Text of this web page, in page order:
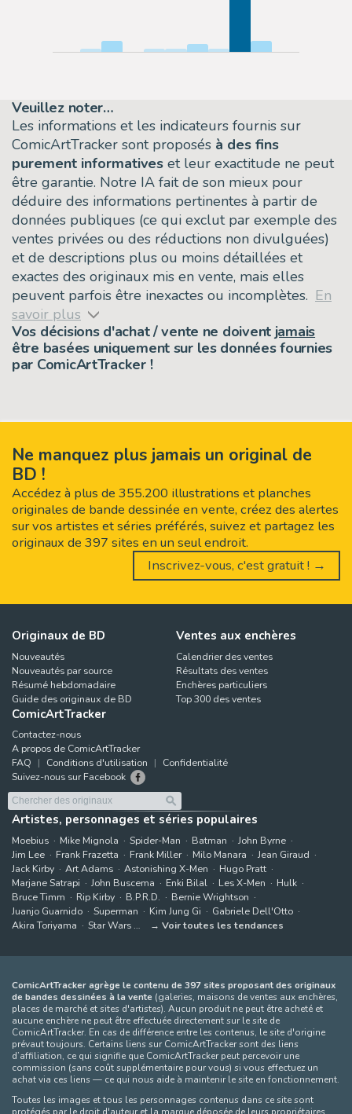
Veuillez noter…
Les informations et les indicateurs fournis sur
ComicArtTracker sont proposés à des fins
purement informatives et leur exactitude ne peut
être garantie. Notre IA fait de son mieux pour
déduire des informations pertinentes à partir de
données publiques (ce qui exclut par exemple des
ventes privées ou des réductions non divulguées)
et de descriptions plus ou moins détaillées et
exactes des originaux mis en vente, mais elles
peuvent parfois être inexactes ou incomplètes. En
savoir plus
Vos décisions d'achat / vente ne doivent jamais
être basées uniquement sur les données fournies
par ComicArtTracker !
Ne manquez plus jamais un original de
BD !
Accédez à plus de 355.200 illustrations et planches
originales de bande dessinée en vente, créez des alertes
sur vos artistes et séries préférés, suivez et partagez les
originaux de 397 sites en un seul endroit.
Inscrivez-vous, c'est gratuit ! →
Originaux de BD
Nouveautés
Nouveautés par source
Résumé hebdomadaire
Guide des originaux de BD
Ventes aux enchères
Calendrier des ventes
Résultats des ventes
Enchères particuliers
Top 300 des ventes
ComicArtTracker
Contactez-nous
A propos de ComicArtTracker
FAQ
Conditions d'utilisation
Confidentialité
Suivez-nous sur Facebook
Artistes, personnages et séries populaires
Moebius Mike Mignola Spider-Man Batman
John Byrne
Jim Lee
Frank Frazetta Frank Miller Milo Manara
Jean Giraud
Jack Kirby
Art Adams Astonishing X-Men
Hugo Pratt
Marjane Satrapi
John Buscema Enki Bilal Les X-Men
Hulk
Bruce Timm
Rip Kirby B.P.R.D.
Bernie Wrightson
Juanjo Guarnido
Superman Kim Jung Gi
Gabriele Dell'Otto
Akira Toriyama
Star Wars Voir toutes les tendances
ComicArtTracker agrège le contenu de 397 sites proposant des originaux
de bandes dessinées à la vente (galeries, maisons de ventes aux enchères,
places de marché et sites d'artistes). Aucun produit ne peut être acheté et
aucune enchère ne peut être effectuée directement sur le site de
ComicArtTracker. En cas de différence entre les contenus, le site d'origine
prévaut toujours. Certains liens sur ComicArtTracker sont des liens
d’affiliation, ce qui signifie que ComicArtTracker peut percevoir une
commission (sans coût supplémentaire pour vous) si vous effectuez un
achat via ces liens — ce qui nous aide à maintenir le site en fonctionnement.
Toutes les images et tous les personnages contenus dans ce site sont